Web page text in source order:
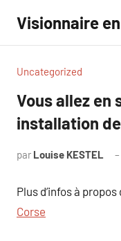
contenu
Visionnaire
Uncategorized
Vous allez en
installation
par Louise KESTEL
Plus d’infos à propos
Corse